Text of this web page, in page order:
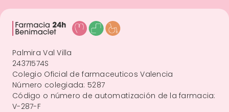
Palmira Val Villa
24371574S
Colegio Oficial de farmaceuticos Valencia
Número colegiada: 5287
Código o número de automatización de la farmacia:
V-287-F